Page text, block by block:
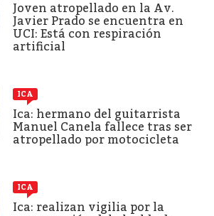
Joven atropellado en la Av.
Javier Prado se encuentra en
UCI: Está con respiración
artificial
ICA
Ica: hermano del guitarrista
Manuel Canela fallece tras ser
atropellado por motocicleta
ICA
Ica: realizan vigilia por la